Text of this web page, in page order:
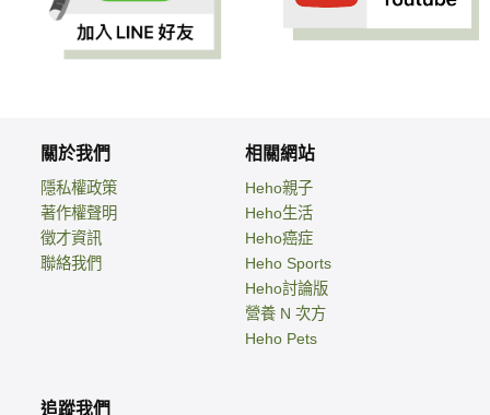
關於我們
隱私權政策
著作權聲明
徵才資訊
聯絡我們
相關網站
Heho親子
Heho生活
Heho癌症
Heho Sports
Heho討論版
營養 N 次方
Heho Pets
追蹤我們